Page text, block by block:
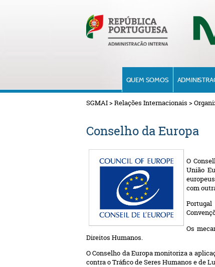
QUEM SOMOS
SGMAI>Relações Internacionais >
Conselho da Europa
O
União
com
Portugal
Os
Direitos Humanos.
O Conselho da Europa monitoriza a
contra o Tráfico de Seres Humanos e de